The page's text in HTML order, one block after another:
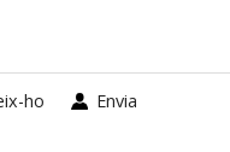
ho Envia